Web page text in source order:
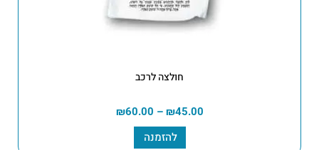
חולצה לרכב
₪45.00
–
₪60.00
להזמנה